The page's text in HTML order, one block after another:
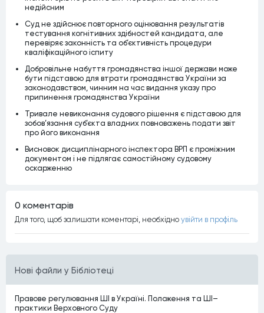
Нові файли у Бібліотеці
Правове регулювання ШІ в Україні. Положення та ШІ–
практики Верховного Суду
недійсним
Суд не здійснює повторного оцінювання результатів
тестування когнітивних здібностей кандидата, але
перевіряє законність та об’єктивність процедури
кваліфікаційного іспиту
Добровільне набуття громадянства іншої держави може
бути підставою для втрати громадянства України за
законодавством, чинним на час видання указу про
припинення громадянства України
Тривале невиконання судового рішення є підставою для
зобов’язання суб’єкта владних повноважень подати звіт
про його виконання
Висновок дисциплінарного інспектора ВРП є проміжним
документом і не підлягає самостійному судовому
оскарженню
0 коментарiв
Для того, щоб залишати коментарi, необхiдно увiйти в профiль